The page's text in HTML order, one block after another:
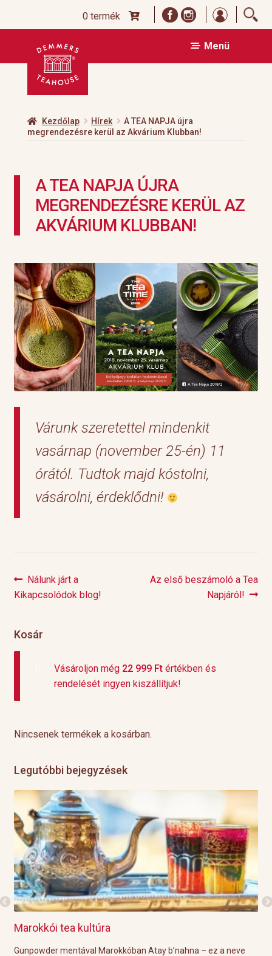
0 termék
Ugrás
navigációhoz
Kilépés
tartalomba
Menü
Kezdőlap Hírek
A TEA NAPJA újra
megrendezésre kerül az Akvárium Klubban!
A TEA NAPJA ÚJRA
MEGRENDEZÉSRE KERÜL AZ
AKVÁRIUM KLUBBAN!
Várunk szeretettel mindenkit
vasárnap (november 25-én) 11
órától. Tudtok majd kóstolni,
vásárolni, érdeklődni!
Bejegyzés
navigáció
Previous
post:
Nálunk járt a
Kikapcsolódok blog!
Next
Az első beszámoló a Tea
Napjáról!
Kosár
Vásároljon még 22 999 Ftértékben és
rendelését ingyen kiszállítjuk!
Nincsenek termékek a kosárban.
Legutóbbi bejegyzések
Marokkói tea kultúra
Gunpowder mentával Marokkóban Atay b’nahna – ez a neve